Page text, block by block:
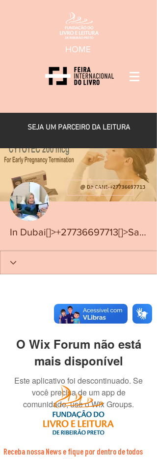
HOME
SEJA UM PARCEIRO DA LEITURA
Seguir
In Dubai[]>+27736697713[]>Safe And Approved Kit Abortion Pills For sale In Dubai
O Wix Forum não está
mais disponível
Este aplicativo foi descontinuado. Se
você precisa de um app de
comunidade, use o Wix Groups.
Receba nossa News e fique por dentro de todos